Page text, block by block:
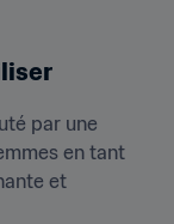
par une
en tant
et